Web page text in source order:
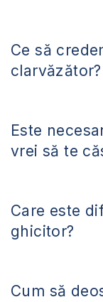
Ce să
clarvăzător?
Este
vrei să te
Care este
ghicitor?
Cum să